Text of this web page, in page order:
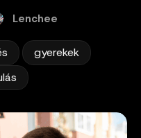
Lenchee
gyerekek